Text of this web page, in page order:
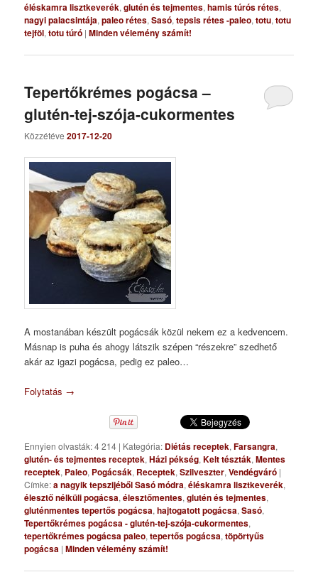
éléskamra lisztkeverék,glutén és tejmentes,hamis túrós rétes,
nagyi palacsintája,paleo rétes,Sasó,tepsis rétes -paleo,totu,totu
tejföl,totu túró |Minden vélemény számít!
Tepertőkrémes pogácsa –
glutén-tej-szója-cukormentes
Közzétéve2017-12-20
A mostanában készült pogácsák közül nekem ez a kedvencem.
Másnap is puha és ahogy látszik szépen “részekre” szedhető
akár az igazi pogácsa, pedig ez paleo…
Folytatás →
Ennyien olvasták: 4 214 | Kategória: Diétás receptek,Farsangra,
glutén- és tejmentes receptek,Házi pékség,Kelt tészták,Mentes
receptek, Paleo, Pogácsák, Receptek,Szilveszter,Vendégváró |
Címke:a nagyik tepszijéből Sasó módra,éléskamra lisztkeverék,
élesztő nélküli pogácsa,élesztőmentes,glutén és tejmentes,
gluténmentes tepertős pogácsa,hajtogatott pogácsa,Sasó,
Tepertőkrémes pogácsa - glutén-tej-szója-cukormentes,
tepertőkrémes pogácsa paleo,tepertős pogácsa,töpörtyűs
pogácsa |Minden vélemény számít!